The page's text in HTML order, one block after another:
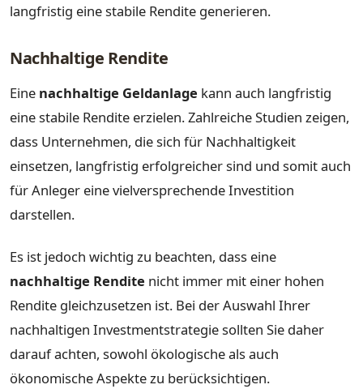
langfristig eine stabile Rendite generieren.
Nachhaltige Rendite
Eine nachhaltige Geldanlage kann auch langfristig
eine stabile Rendite erzielen. Zahlreiche Studien zeigen,
dass Unternehmen, die sich für Nachhaltigkeit
einsetzen, langfristig erfolgreicher sind und somit auch
für Anleger eine vielversprechende Investition
darstellen.
Es ist jedoch wichtig zu beachten, dass eine
nachhaltige Rendite nicht immer mit einer hohen
Rendite gleichzusetzen ist. Bei der Auswahl Ihrer
nachhaltigen Investmentstrategie sollten Sie daher
darauf achten, sowohl ökologische als auch
ökonomische Aspekte zu berücksichtigen.